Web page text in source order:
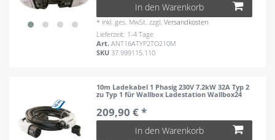
In den Warenkorb
* inkl. ges. MwSt. zzgl.Versandkosten
Lieferzeit: 1-4 Tage
Art.ANT16ATYP2TO210M
SKU37.999115.110
10m Ladekabel 1 Phasig 230V 7.2kW 32A Typ 2
zu Typ 1 für Wallbox Ladestation Wallbox24
209,90 € *
In den Warenkorb